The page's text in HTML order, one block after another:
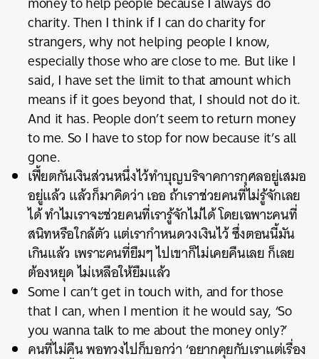
charity. Then I think if I can do charity for
strangers, why not helping people I know,
especially those who are close to me. But like I
said, I have set the limit to that amount which
means if it goes beyond that, I should not do it.
And it has. People don’t seem to return money
to me. So I have to stop for now because it’s all
gone.
เฟี้ยตกันเงินส่วนหนึ่งไว้ทำบุญบริจาคการกุศลอยู่เสมอ
อยู่แล้ว แล้วก็มาคิดว่า เออ ถ้าเราช่วยคนที่ไม่รู้จักเลย
ได้ ทำไมเราจะช่วยคนที่เรารู้จักไม่ได้ โดยเฉพาะคนที่
สนิทหรือใกล้ตัว แต่เรากำหนดวงเงินไว้ ซึ่งตอนนี้มัน
เกินแล้ว เพราะคนที่ยืมๆ ไปเขาก็ไม่เคยคืนเลย ก็เลย
ต้องหยุด ไม่เหลือให้ยืมแล้ว
Some I can’t get in touch with, and for those
that I can, when I mention it he would say, ‘So
you wanna talk to me about the money only?’
คนที่ไม่คืน พอทวงไปก็บอกว่า ‘อยากคุยกับเราแต่เรื่อง
ค้นหา
SHARE TWEET LINE EMAIL